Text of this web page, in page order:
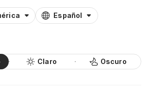
Español
Claro Oscuro